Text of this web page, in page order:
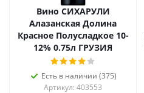
Вино СИХАРУЛИ
Алазанская Долина
Красное Полусладкое 10-
12% 0.75л ГРУЗИЯ
Есть в наличии (375)
Артикул: 403553